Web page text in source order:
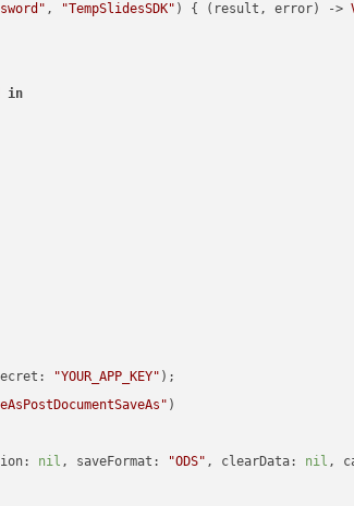
, "TempSlidesSDK" ) { (result, error) ->
in
"YOUR_APP_KEY"
nil , saveFormat: "ODS" , clearData: nil ,